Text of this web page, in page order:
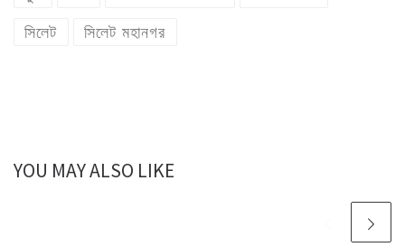
সিলেট সিলেট মহানগর
YOU MAY ALSO LIKE